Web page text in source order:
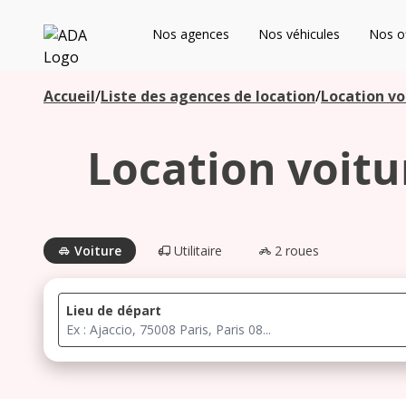
ADA Nos agences Nos véhicules Nos
Accueil/Liste des agences de location/Location
Location
Voiture Utilitaire 2 roues
Lieu de départ
Les agences à proximité
Commencez votre recherche pour voir les agences à